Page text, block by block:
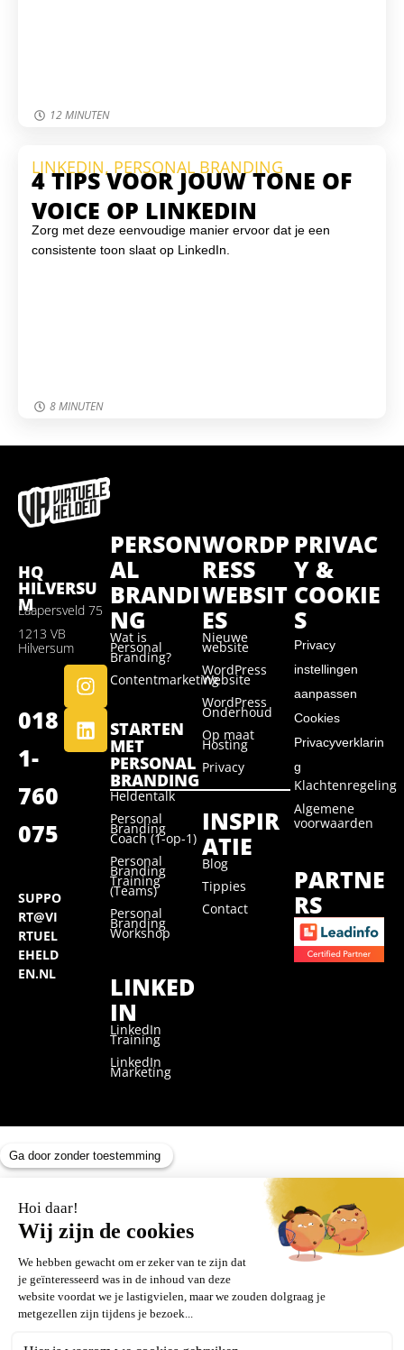
12 MINUTEN
LINKEDIN, PERSONAL BRANDING
4 TIPS VOOR JOUW TONE OF
VOICE OP LINKEDIN
Zorg met deze eenvoudige manier ervoor dat je een
consistente toon slaat op LinkedIn.
8 MINUTEN
HQ
HILVERSU
M
Laapersveld 75
1213 VB
Hilversum
018
1-
760
075
SUPPO
RT@VI
RTUEL
EHELD
EN.NL
PERSON
AL
BRANDI
NG
Wat is
Personal
Branding?
Contentmarketing
STARTEN
MET
PERSONAL
BRANDING
Heldentalk
Personal
Branding
Coach (1-op-1)
Personal
Branding
Training
(Teams)
Personal
Branding
Workshop
LINKED
IN
LinkedIn
Training
LinkedIn
Marketing
WORDP
RESS
WEBSIT
ES
Nieuwe
website
WordPress
Website
WordPress
Onderhoud
Op maat
Hosting
Privacy
INSPIR
ATIE
Blog
Tippies
Contact
PRIVAC
Y &
COOKIE
S
Privacy
instellingen
aanpassen
Cookies
Privacyverklarin
g
Klachtenregeling
Algemene
voorwaarden
PARTNE
RS